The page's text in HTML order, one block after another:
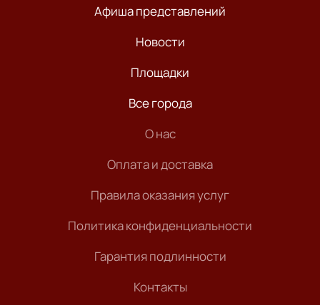
Афиша представлений
Новости
Площадки
Все города
О нас
Оплата и доставка
Правила оказания услуг
Политика конфиденциальности
Гарантия подлинности
Контакты